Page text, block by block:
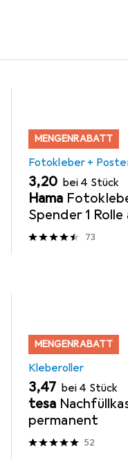
MENGENRABATT
Fotokleber +
EUR
3,20 bei 4 Stück
Hama
Spender 1
73
MENGENRABATT
Kleberoller
EUR
3,47 bei 4 Stück
tesa
permanent
52